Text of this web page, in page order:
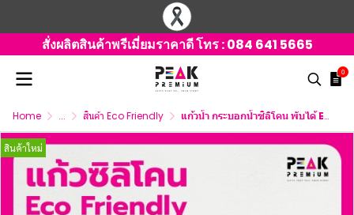
สั่งผลิตสินค้าพรีเมี่ยมราคาดี โทร :084 641 5665
0
Home ... สินค้า Eco Friendly แก้วน้ำ กระบอกน้ำซิลิโคน พับได้ Eco-Friendly 350 ml.
สินค้าใหม่